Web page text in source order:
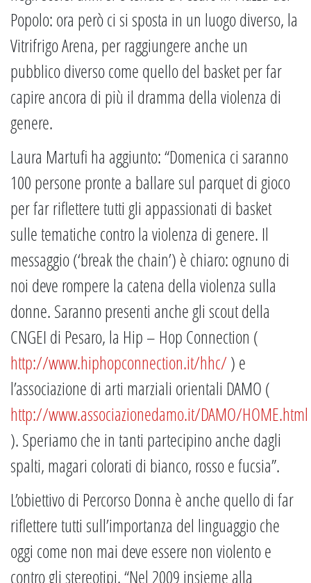
Popolo: ora però ci si sposta in un luogo diverso, la
Vitrifrigo Arena, per raggiungere anche un
pubblico diverso come quello del basket per far
capire ancora di più il dramma della violenza di
genere.
Laura Martufi ha aggiunto: “Domenica ci saranno
100 persone pronte a ballare sul parquet di gioco
per far riflettere tutti gli appassionati di basket
sulle tematiche contro la violenza di genere. Il
messaggio (‘break the chain’) è chiaro: ognuno di
noi deve rompere la catena della violenza sulla
donne. Saranno presenti anche gli scout della
CNGEI di Pesaro, la Hip – Hop Connection (
http://www.hiphopconnection.it/hhc/ ) e
l’associazione di arti marziali orientali DAMO (
http://www.associazionedamo.it/DAMO/HOME.html
). Speriamo che in tanti partecipino anche dagli
spalti, magari colorati di bianco, rosso e fucsia”.
L’obiettivo di Percorso Donna è anche quello di far
riflettere tutti sull’importanza del linguaggio che
oggi come non mai deve essere non violento e
contro gli stereotipi. “Nel 2009 insieme alla